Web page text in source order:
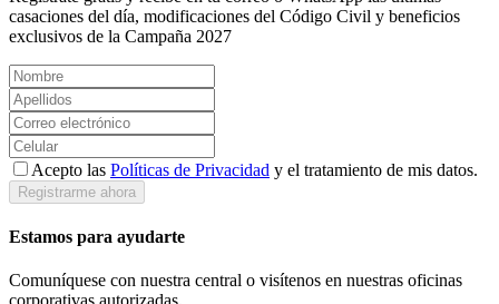
casaciones del día, modificaciones del Código Civil y beneficios
exclusivos de la Campaña 2027
Acepto las Políticas de Privacidad y el tratamiento de mis datos.
Registrarme ahora
Estamos para ayudarte
Comuníquese con nuestra central o visítenos en nuestras oficinas